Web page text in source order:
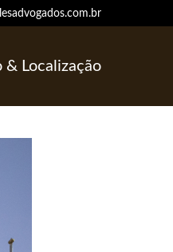
& Localização